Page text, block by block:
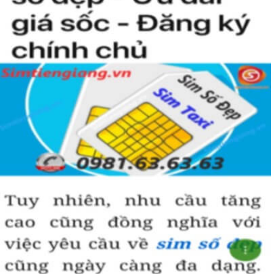
Simtiengiang.vn.
Sim Tiền Giang là đơn vị cung cấp sim số đẹp lục quý 9, sim giá rẻ
uy tín chất lượng.
Chọn mua sim số đẹp thường mất nhiều thời gian ở khoản lựa số,
một số phải vừa đẹp, vừa tốt về phong thủy thì mới là sim hoàn
hảo. Vậy phải làm sao?
- Cách nhanh nhất để chọn mua được sim lục quý 9 là bạn vào
trang chủ của Sim Tiền Giang, chọn mục “Sim giảm giá “ ở ngay
đầu trang chủ. Đây là danh sách sim được đại lý giảm giá vì một số
lý do nên bạn có thể chọn mua được số đẹp lại có giá cực rẻ nữa.
Ngoài ra quý khách chưa ưng ý về sim luc quy 9 có cũng thể tham
khảo thêm Sim Vinaphone,Sim Gmobile, Sim Lục Quý,Sim Năm
Sinh..